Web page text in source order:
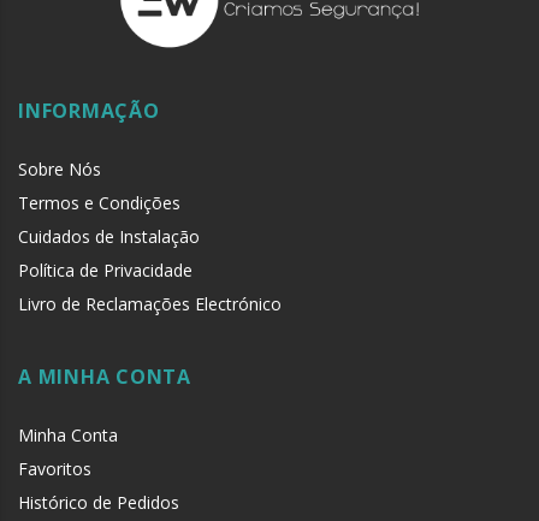
INFORMAÇÃO
Sobre Nós
Termos e Condições
Cuidados de Instalação
Política de Privacidade
Livro de Reclamações Electrónico
A MINHA CONTA
Minha Conta
Favoritos
Histórico de Pedidos